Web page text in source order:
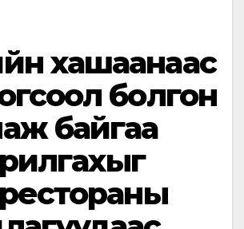
хашаанаас
болгон
байгаа
арилгахыг
рестораны